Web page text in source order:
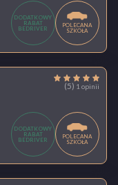
DODATKOWY
RABAT
BEDRIVER
POLECANA
SZKOŁA
(5) 1 opinii
DODATKOWY
RABAT
BEDRIVER
POLECANA
SZKOŁA